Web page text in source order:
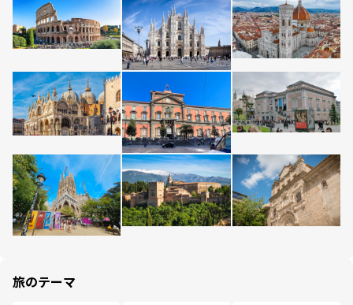
旅のテーマ